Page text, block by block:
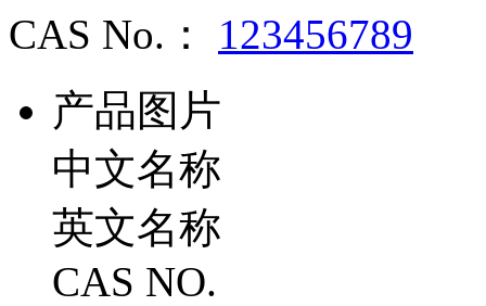
CAS No.： 123456789
产品图片
中文名称
英文名称
CAS NO.